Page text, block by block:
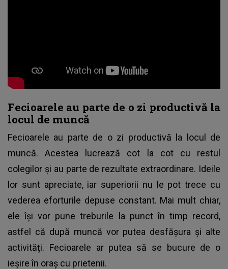
Fecioarele au parte de o zi productivă la
locul de muncă
Fecioarele au parte de o zi productivă la locul de
muncă. Acestea lucrează cot la cot cu restul
colegilor și au parte de rezultate extraordinare. Ideile
lor sunt apreciate, iar superiorii nu le pot trece cu
vederea eforturile depuse constant. Mai mult chiar,
ele își vor pune treburile la punct în timp record,
astfel că după muncă vor putea desfășura și alte
activități. Fecioarele ar putea să se bucure de o
ieșire în oraș cu prietenii.